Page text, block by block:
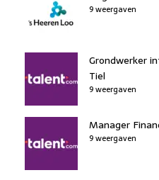
9 weergaven
Grondwerker
Tiel
9 weergaven
Manager
9 weergaven